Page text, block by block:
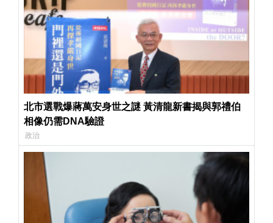
北市選戰爆蔣萬安身世之謎 黃清龍新書揭與郭禮伯
相像仍需DNA驗證
政治